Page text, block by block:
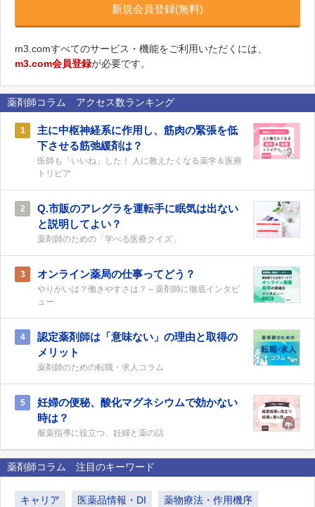
新規会員登録(無料)
m3.comすべてのサービス・機能をご利用いただくには、
m3.com会員登録が必要です。
薬剤師コラム アクセス数ランキング
1
主に中枢神経系に作用し、筋肉の緊張を低
下させる筋弛緩剤は？
医師も「いいね」した！ 人に教えたくなる薬学＆医療
トリビア
2
Q.市販のアレグラを運転手に眠気は出ない
と説明してよい？
薬剤師のための「学べる医療クイズ」
3 オンライン薬局の仕事ってどう？
やりがいは？働きやすさは？～薬剤師に徹底インタビ
ュー
4
認定薬剤師は「意味ない」の理由と取得の
メリット
薬剤師のための転職・求人コラム
5
妊婦の便秘、酸化マグネシウムで効かない
時は？
服薬指導に役立つ、妊婦と薬の話
薬剤師コラム 注目のキーワード
キャリア 医薬品情報・DI 薬物療法・作用機序